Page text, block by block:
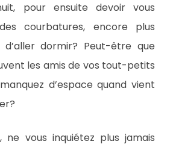
pour ensuite devoir vous
courbatures, encore plus
d’aller dormir? Peut-être que
les amis de vos tout-petits
d’espace quand vient
ne vous inquiétez plus jamais